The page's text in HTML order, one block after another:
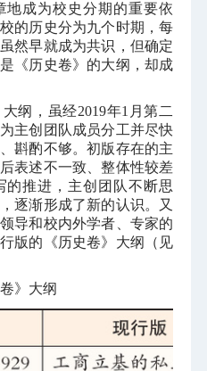
地成为校史分期的重要依
的历史分为九个时期，每
然早就成为共识，但确定
《历史卷》的大纲，却成
纲，虽经2019年1 月第二
主创团队成员分工并尽快
斟酌不够。初版存在的主
表述不一致、整体性较差
的推进，主创团队不断思
逐渐形成了新的认识。又
导和校内外学者、专家的
版的《历史卷》大纲（见
卷》大纲